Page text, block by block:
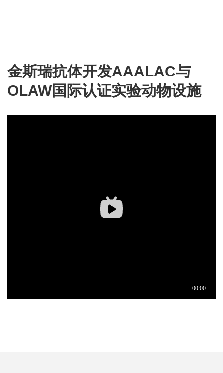
金斯瑞抗体开发AAALAC与
OLAW国际认证实验动物设施